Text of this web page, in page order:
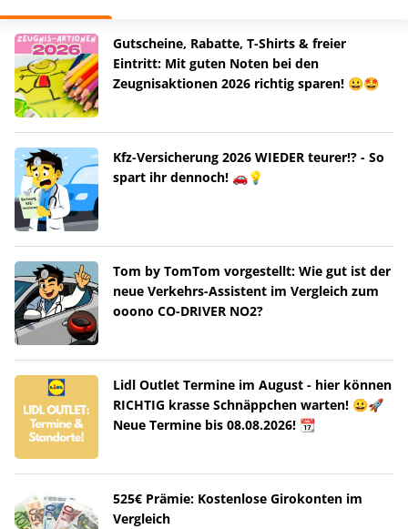
Gutscheine, Rabatte, T-Shirts & freier
Eintritt: Mit guten Noten bei den
Zeugnisaktionen 2026 richtig sparen! 😀🤩
Kfz-Versicherung 2026 WIEDER teurer!? - So
spart ihr dennoch! 🚗💡
Tom by TomTom vorgestellt: Wie gut ist der
neue Verkehrs-Assistent im Vergleich zum
ooono CO-DRIVER NO2?
Lidl Outlet Termine im August - hier können
RICHTIG krasse Schnäppchen warten! 😀🚀
Neue Termine bis 08.08.2026! 📆
525€ Prämie: Kostenlose Girokonten im
Vergleich